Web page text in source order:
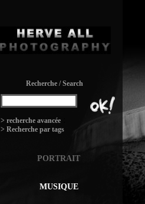
Recherche / Search
> recherche avancée
> Recherche par tags
PORTRAIT
MUSIQUE